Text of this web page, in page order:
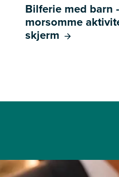
Bilferie med barn
morsomme
skjerm